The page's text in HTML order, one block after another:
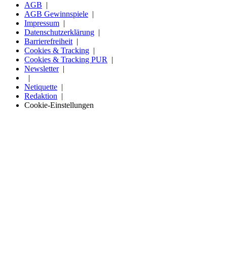
AGB
AGB Gewinnspiele
Impressum
Datenschutzerklärung
Barrierefreiheit
Cookies & Tracking
Cookies & Tracking PUR
Newsletter
Netiquette
Redaktion
Cookie-Einstellungen